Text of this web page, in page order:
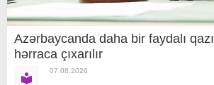
Azərbaycanda daha bir faydalı
hərraca çıxarılır
07.08.2026